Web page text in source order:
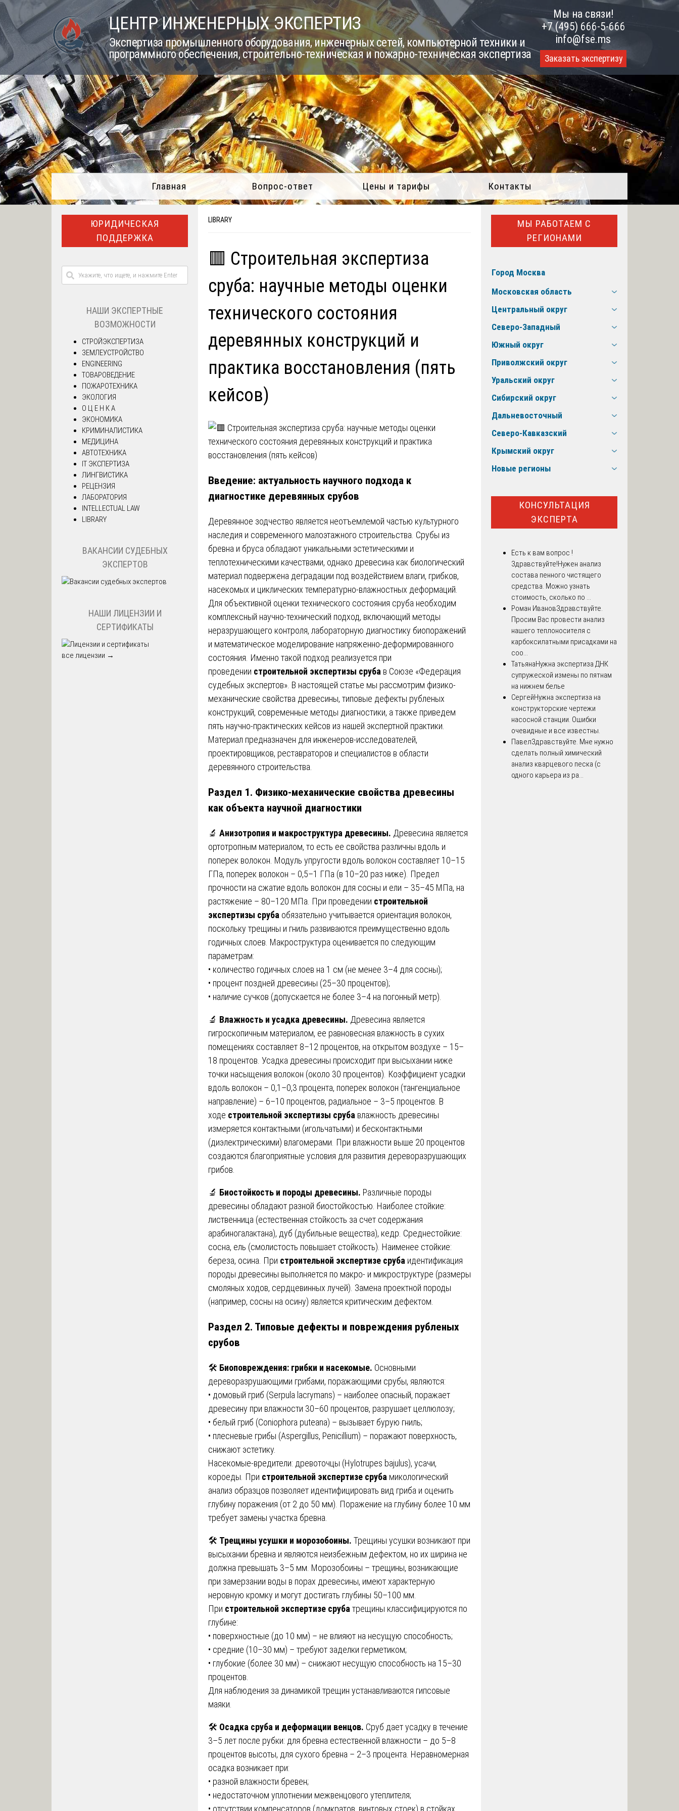
Skip
to
content
ЦЕНТР ИНЖЕНЕРНЫХ ЭКСПЕРТИЗ
Экспертиза промышленного оборудования, инженерных сетей, компьютерной техники и
программного обеспечения, строительно-техническая и пожарно-техническая экспертиза
Мы на связи!
+7 (495) 666-5-666
info@fse.ms
Заказать экспертизу
Главная Вопрос-ответ Цены и тарифы Контакты
LIBRARY
🟥 Строительная экспертиза
сруба: научные методы оценки
технического состояния
деревянных конструкций и
практика восстановления (пять
кейсов)
Введение: актуальность научного подхода к
диагностике деревянных срубов
Деревянное зодчество является неотъемлемой частью культурного
наследия и современного малоэтажного строительства. Срубы из
бревна и бруса обладают уникальными эстетическими и
теплотехническими качествами, однако древесина как биологический
материал подвержена деградации под воздействием влаги, грибков,
насекомых и циклических температурно-влажностных деформаций.
Для объективной оценки технического состояния сруба необходим
комплексный научно-технический подход, включающий методы
неразрушающего контроля, лабораторную диагностику биопоражений
и математическое моделирование напряженно-деформированного
состояния. Именно такой подход реализуется при
проведении строительной экспертизы сруба в Союзе «Федерация
судебных экспертов». В настоящей статье мы рассмотрим физико-
механические свойства древесины, типовые дефекты рубленых
конструкций, современные методы диагностики, а также приведем
пять научно-практических кейсов из нашей экспертной практики.
Материал предназначен для инженеров-исследователей,
проектировщиков, реставраторов и специалистов в области
деревянного строительства.
Раздел 1. Физико-механические свойства древесины
как объекта научной диагностики
🔬 Анизотропия и макроструктура древесины. Древесина является
ортотропным материалом, то есть ее свойства различны вдоль и
поперек волокон. Модуль упругости вдоль волокон составляет 10–15
ГПа, поперек волокон – 0,5–1 ГПа (в 10–20 раз ниже). Предел
прочности на сжатие вдоль волокон для сосны и ели – 35–45 МПа, на
растяжение – 80–120 МПа. При проведении строительной
экспертизы сруба обязательно учитывается ориентация волокон,
поскольку трещины и гниль развиваются преимущественно вдоль
годичных слоев. Макроструктура оценивается по следующим
параметрам:
• количество годичных слоев на 1 см (не менее 3–4 для сосны);
• процент поздней древесины (25–30 процентов);
• наличие сучков (допускается не более 3–4 на погонный метр).
🔬 Влажность и усадка древесины. Древесина является
гигроскопичным материалом, ее равновесная влажность в сухих
помещениях составляет 8–12 процентов, на открытом воздухе – 15–
18 процентов. Усадка древесины происходит при высыхании ниже
точки насыщения волокон (около 30 процентов). Коэффициент усадки
вдоль волокон – 0,1–0,3 процента, поперек волокон (тангенциальное
направление) – 6–10 процентов, радиальное – 3–5 процентов. В
ходе строительной экспертизы сруба влажность древесины
измеряется контактными (игольчатыми) и бесконтактными
(диэлектрическими) влагомерами. При влажности выше 20 процентов
создаются благоприятные условия для развития дереворазрушающих
грибов.
🔬 Биостойкость и породы древесины. Различные породы
древесины обладают разной биостойкостью. Наиболее стойкие:
лиственница (естественная стойкость за счет содержания
арабиногалактана), дуб (дубильные вещества), кедр. Среднестойкие:
сосна, ель (смолистость повышает стойкость). Наименее стойкие:
береза, осина. При строительной экспертизе сруба идентификация
породы древесины выполняется по макро- и микроструктуре (размеры
смоляных ходов, сердцевинных лучей). Замена проектной породы
(например, сосны на осину) является критическим дефектом.
Раздел 2. Типовые дефекты и повреждения рубленых
срубов
🛠️ Биоповреждения: грибки и насекомые. Основными
дереворазрушающими грибами, поражающими срубы, являются:
• домовый гриб (Serpula lacrymans) – наиболее опасный, поражает
древесину при влажности 30–60 процентов, разрушает целлюлозу;
• белый гриб (Coniophora puteana) – вызывает бурую гниль;
• плесневые грибы (Aspergillus, Penicillium) – поражают поверхность,
снижают эстетику.
Насекомые-вредители: древоточцы (Hylotrupes bajulus), усачи,
короеды. При строительной экспертизе сруба микологический
анализ образцов позволяет идентифицировать вид гриба и оценить
глубину поражения (от 2 до 50 мм). Поражение на глубину более 10 мм
требует замены участка бревна.
🛠️ Трещины усушки и морозобоины. Трещины усушки возникают при
высыхании бревна и являются неизбежным дефектом, но их ширина не
должна превышать 3–5 мм. Морозобоины – трещины, возникающие
при замерзании воды в порах древесины, имеют характерную
неровную кромку и могут достигать глубины 50–100 мм.
При строительной экспертизе сруба трещины классифицируются по
глубине:
• поверхностные (до 10 мм) – не влияют на несущую способность;
• средние (10–30 мм) – требуют заделки герметиком;
• глубокие (более 30 мм) – снижают несущую способность на 15–30
процентов.
Для наблюдения за динамикой трещин устанавливаются гипсовые
маяки.
🛠️ Осадка сруба и деформации венцов. Сруб дает усадку в течение
3–5 лет после рубки: для бревна естественной влажности – до 5–8
процентов высоты, для сухого бревна – 2–3 процента. Неравномерная
осадка возникает при:
• разной влажности бревен;
• недостаточном уплотнении межвенцового утеплителя;
• отсутствии компенсаторов (домкратов, винтовых стоек) в стойках
ЮРИДИЧЕСКАЯ
ПОДДЕРЖКА
НАШИ ЭКСПЕРТНЫЕ
ВОЗМОЖНОСТИ
СТРОЙЭКСПЕРТИЗА
ЗЕМЛЕУСТРОЙСТВО
ENGINEERING
ТОВАРОВЕДЕНИЕ
ПОЖАРОТЕХНИКА
ЭКОЛОГИЯ
О Ц Е Н К А
ЭКОНОМИКА
КРИМИНАЛИСТИКА
МЕДИЦИНА
АВТОТЕХНИКА
IT ЭКСПЕРТИЗА
ЛИНГВИСТИКА
РЕЦЕНЗИЯ
ЛАБОРАТОРИЯ
INTELLECTUAL LAW
LIBRARY
ВАКАНСИИ СУДЕБНЫХ
ЭКСПЕРТОВ
НАШИ ЛИЦЕНЗИИ И
СЕРТИФИКАТЫ
все лицензии →
МЫ РАБОТАЕМ С
РЕГИОНАМИ
Город Москва
Московская область
Центральный округ
Северо-Западный
Южный округ
Приволжский округ
Уральский округ
Сибирский округ
Дальневосточный
Северо-Кавказский
Крымский округ
Новые регионы
КОНСУЛЬТАЦИЯ
ЭКСПЕРТА
Есть к вам вопрос !
Здравствуйте!Нужен анализ
состава пенного чистящего
средства. Можно узнать
стоимость, сколько по ...
Роман ИвановЗдравствуйте.
Просим Вас провести анализ
нашего теплоносителя с
карбоксилатными присадками на
соо...
ТатьянаНужна экспертиза ДНК
супружеской измены по пятнам
на нижнем белье
СергейНужна экспертиза на
конструкторские чертежи
насосной станции. Ошибки
очевидные и все известны.
ПавелЗдравствуйте. Мне нужно
сделать полный химический
анализ кварцевого песка (с
одного карьера из ра...